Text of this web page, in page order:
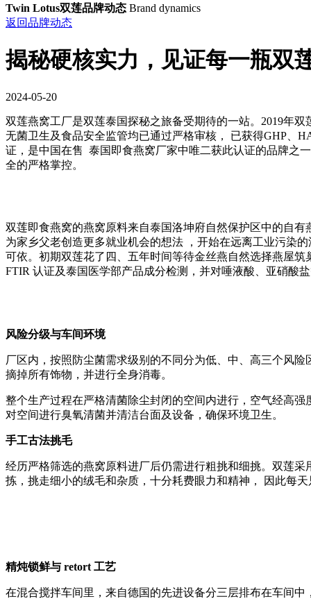
Twin Lotus双莲品牌动态 Brand dynamics
返回品牌动态
揭秘硬核实力，见证每一瓶双
2024-05-20
双莲燕窝工厂是双莲泰国探秘之旅备受期待的一站。2019年
无菌卫生及食品安全监管均已通过严格审核， 已获得GHP、
证，是中国在售 泰国即食燕窝厂家中唯二获此认证的品牌之
全的严格掌控。
双莲即食燕窝的燕窝原料来自泰国洛坤府自然保护区中的自
为家乡父老创造更多就业机会的想法 ，开始在远离工业污染
可依。初期双莲花了四、五年时间等待金丝燕自然选择燕屋
FTIR 认证及泰国医学部产品成分检测，并对唾液酸、亚硝酸
风险分级与车间环境
厂区内，按照防尘菌需求级别的不同分为低、中、高三个风
摘掉所有饰物，并进行全身消毒。
整个生产过程在严格清菌除尘封闭的空间内进行，空气经高
对空间进行臭氧清菌并清洁台面及设备，确保环境卫生。
手工古法挑毛
经历严格筛选的燕窝原料进厂后仍需进行粗挑和细挑。双莲
拣，挑走细小的绒毛和杂质，十分耗费眼力和精神， 因此每
精炖锁鲜与 retort 工艺
在混合搅拌车间里，来自德国的先进设备分三层排布在车间